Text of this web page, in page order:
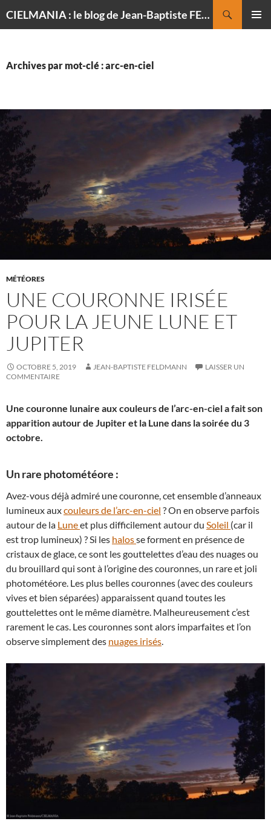
CIELMANIA : le blog de Jean-Baptiste FELDMANN, photographe du ciel
Archives par mot-clé : arc-en-ciel
MÉTÉORES
UNE COURONNE IRISÉE
POUR LA JEUNE LUNE ET
JUPITER
OCTOBRE 5, 2019 JEAN-BAPTISTE FELDMANN
LAISSER UN
COMMENTAIRE
Une couronne lunaire aux couleurs de l’arc-en-ciel a fait son
apparition autour de Jupiter et la Lune dans la soirée du 3
octobre.
Un rare photométéore :
Avez-vous déjà admiré une couronne, cet ensemble d’anneaux
lumineux auxcouleurs de l’arc-en-ciel ? On en observe parfois
autour de la Luneet plus difficilement autour du Soleil (car il
est trop lumineux) ? Si les halosse forment en présence de
cristaux de glace, ce sont les gouttelettes d’eau des nuages ou
du brouillard qui sont à l’origine des couronnes, un rare et joli
photométéore. Les plus belles couronnes (avec des couleurs
vives et bien séparées) apparaissent quand toutes les
gouttelettes ont le même diamètre. Malheureusement c’est
rarement le cas. Les couronnes sont alors imparfaites et l’on
observe simplement des nuages irisés.